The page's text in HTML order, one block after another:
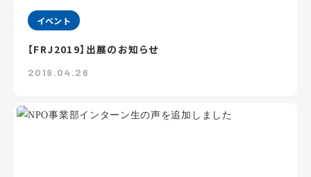
イベント
【FRJ2019】出展のお知らせ
2019.04.26